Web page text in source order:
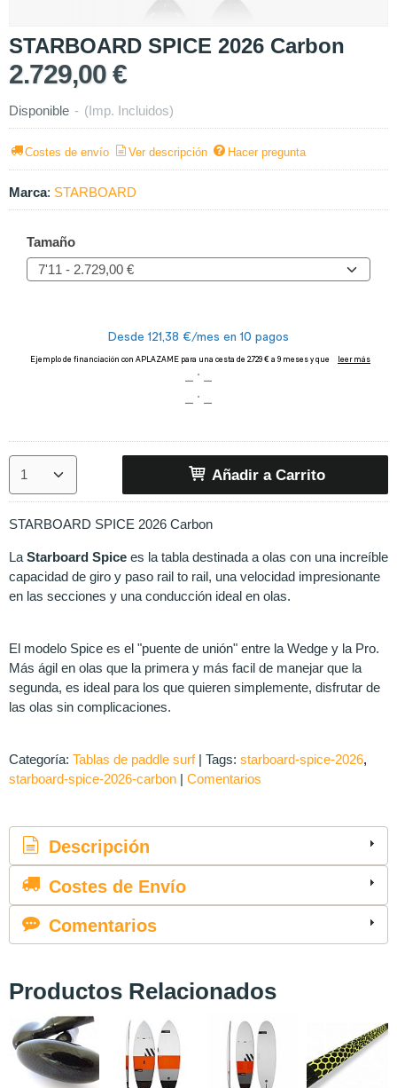
STARBOARD SPICE 2026 Carbon
2.729,00 €
Disponible - (Imp. Incluidos)
Costes de envío Ver descripción Hacer pregunta
Marca: STARBOARD
Tamaño
Añadir a Carrito
STARBOARD SPICE 2026 Carbon
La Starboard Spice es la tabla destinada a olas con una increíble
capacidad de giro y paso rail to rail, una velocidad impresionante
en las secciones y una conducción ideal en olas.
El modelo Spice es el "puente de unión" entre la Wedge y la Pro.
Más ágil en olas que la primera y más facil de manejar que la
segunda, es ideal para los que quieren simplemente, disfrutar de
las olas sin complicaciones.
Categoría: Tablas de paddle surf | Tags: starboard-spice-2026
starboard-spice-2026-carbon | Comentarios
Descripción
Costes de Envío
Comentarios
Productos Relacionados